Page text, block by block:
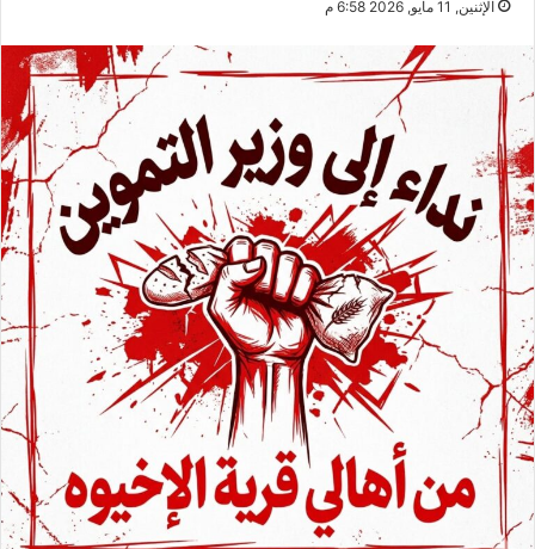
الإثنين, 11 مايو, 2026 6:58 م